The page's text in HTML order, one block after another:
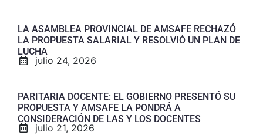
LA ASAMBLEA PROVINCIAL DE AMSAFE RECHAZÓ
LA PROPUESTA SALARIAL Y RESOLVIÓ UN PLAN DE
LUCHA
julio 24, 2026
PARITARIA DOCENTE: EL GOBIERNO PRESENTÓ SU
PROPUESTA Y AMSAFE LA PONDRÁ A
CONSIDERACIÓN DE LAS Y LOS DOCENTES
julio 21, 2026